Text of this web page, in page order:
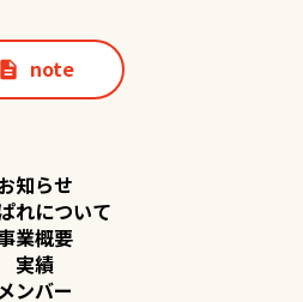
description note
知らせ
れについて
業概要
実績
ンバー